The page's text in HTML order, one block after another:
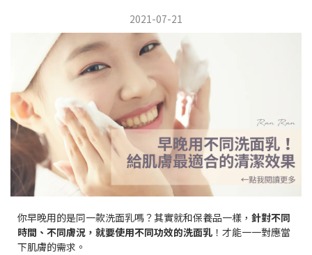
2021-07-21
你早晚用的是同一款洗面乳嗎？其實就和保養品一樣， 針對不同
時間、不同膚況，就要使用不同功效的洗面乳 ！才能一一對應當
下肌膚的需求。